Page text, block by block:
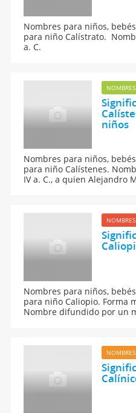
Nombres para niños,
para niño Calístrato.
a. C.
niños
Nombres para niños,
para niño Calístenes.
IV a. C., a quien Alejandro
Nombres para niños,
para niño Caliopio. Forma
Nombre difundido por un